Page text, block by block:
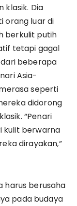
klasik. Dia
orang luar di
berkulit putih
tetapi gagal
beberapa
Asia-
seperti
didorong
“Penari
kulit berwarna
dirayakan,”
harus berusaha
pada budaya